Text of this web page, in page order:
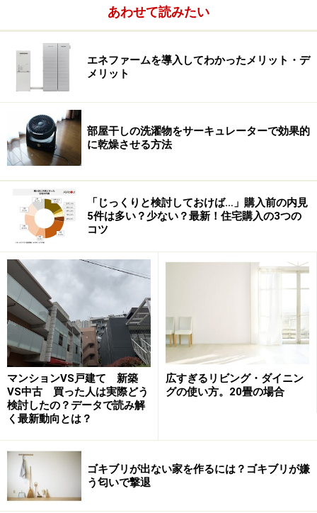
としてのポストには、門柱や塀、外壁などに埋め込むタ
イプや据え置くタイプ、ポールなどに取り付けたり壁に
掛けたりするものもある。表札やドアホン、照明などと
組み合わされた機能門柱も増え、エクステリアメーカー
からも多くの商品が提案されている。ホームセンターや
ネットショップなどでも、さまざまなポストを購入する
ことが可能だ。
一般的には、門扉やフェンスなど、エクステリアのプラ
だろう。しかし、できれば、家本体のプランニングと同
時に、ポストを含めたエクステリアも計画しておきた
い。
なぜなら、トータルで計画することで、まとまりのある
佇まいの住まいが完成することはもちろん、ポストに関
あわせて読みたい
エネファームを導入してわかったメリット・デ
メリット
部屋干しの洗濯物をサーキュレーターで効果的
に乾燥させる方法
「じっくりと検討しておけば…」購入前の内見
5件は多い？少ない？最新！住宅購入の3つの
コツ
マンションVS戸建て 新築
VS中古 買った人は実際どう
検討したの？データで読み解
く最新動向とは？
広すぎるリビング・ダイニン
グの使い方。20畳の場合
ゴキブリが出ない家を作るには？ゴキブリが嫌
う匂いで撃退